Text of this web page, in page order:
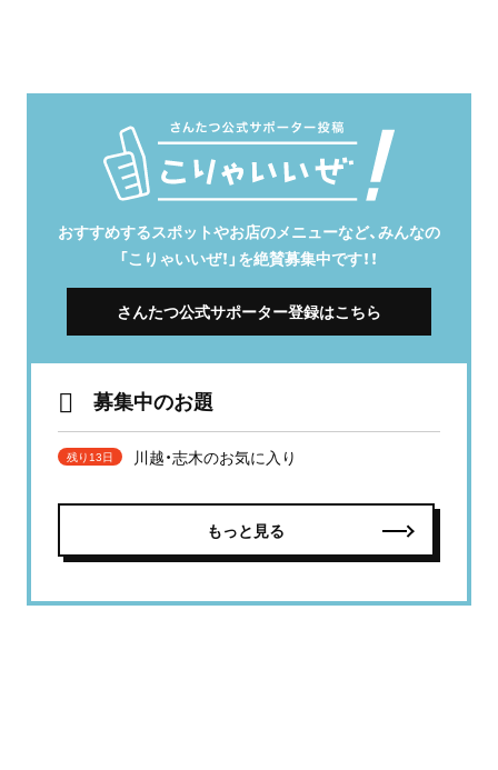
おすすめするスポットやお店のメニューなど、みんなの
「こりゃいいぜ！」を絶賛募集中です！！
さんたつ公式サポーター登録はこちら
募集中のお題
残り13日 川越・志木のお気に入り
もっと見る